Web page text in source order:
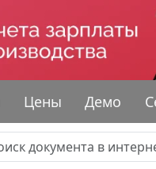
Цены Демо